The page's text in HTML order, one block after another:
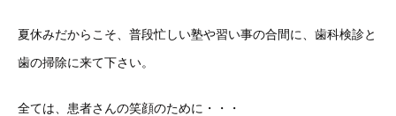
夏休みだからこそ、普段忙しい塾や習い事の合間に、歯科検診と
歯の掃除に来て下さい。
全ては、患者さんの笑顔のために・・・